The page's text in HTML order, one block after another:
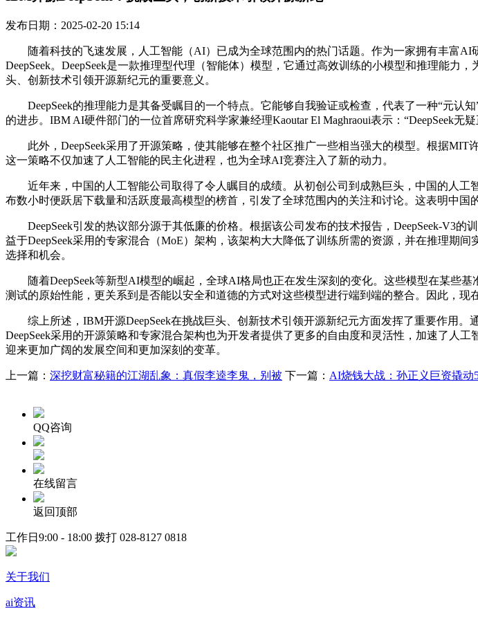
发布日期：2025-02-20 15:14
随着科技的飞速发展，人工智能（AI）已成为全球范围内的热门话题。作为一家拥有丰富AI
DeepSeek。DeepSeek是一款推理型代理（智能体）模型，它通过高效训练的小模型和推理能力
头、创新技术引领开源新纪元的重要意义。
DeepSeek的推理能力是其备受瞩目的一个特点。它能够自我验证或检查，代表了一种“元认
的进步。IBM AI硬件部门的一位首席研究科学家兼经理Kaoutar El Maghraoui表示：“DeepSeek
此外，DeepSeek采用了开源策略，使其能够在整个社区推广一些相当强大的模型。根据MIT
这一策略不仅加速了人工智能的民主化进程，也为全球AI竞赛注入了新的动力。
近年来，中国的人工智能公司取得了令人瞩目的成绩。从初创公司到成熟巨头，中国的人工
布数小时便跃居下载量和活跃度最高模型的榜首，引发了全球范围内的关注和讨论。这表明中
DeepSeek引发的热议部分源于其低廉的价格。根据该公司发布的技术报告，DeepSeek-V3的
益于DeepSeek采用的专家混合（MoE）架构，该架构大大降低了训练所需的资源，并在推理期
选择和机会。
随着DeepSeek等新型AI模型的崛起，全球AI格局也正在发生深刻的变化。这些模型在某些
测试的原始性能，更关系到是否能以安全和道德的方式对这些模型进行端到端的整合。因此，现
综上所述，IBM开源DeepSeek在挑战巨头、创新技术引领开源新纪元方面发挥了重要作用。
DeepSeek采用的开源策略和专家混合架构也为开发者提供了更多的自由度和灵活性，加速了人
迎来更加广阔的发展空间和更加深刻的变革。
上一篇： 深挖财富秘籍的江湖乱象：真假李逵李鬼，别被 下一篇： AI烧钱大战：孙正义巨资撬动
QQ咨询
在线留言
返回顶部
工作日9:00 - 18:00 拨打 028-8127 0818
关于我们
ai资讯